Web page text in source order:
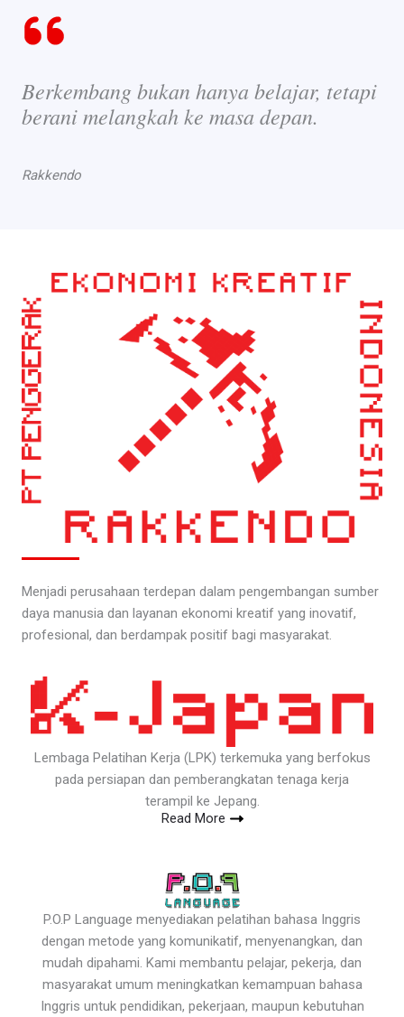
Berkembang bukan hanya belajar, tetapi
berani melangkah ke masa depan.
Rakkendo
Menjadi perusahaan terdepan dalam pengembangan sumber
daya manusia dan layanan ekonomi kreatif yang inovatif,
profesional, dan berdampak positif bagi masyarakat.
Lembaga Pelatihan Kerja (LPK) terkemuka yang berfokus
pada persiapan dan pemberangkatan tenaga kerja
terampil ke Jepang.
Read More
P.O.P Language menyediakan pelatihan bahasa Inggris
dengan metode yang komunikatif, menyenangkan, dan
mudah dipahami. Kami membantu pelajar, pekerja, dan
masyarakat umum meningkatkan kemampuan bahasa
Inggris untuk pendidikan, pekerjaan, maupun kebutuhan